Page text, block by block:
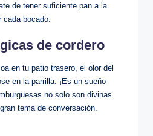
de tener suficiente pan a la
bocado.
de cordero
en tu patio trasero, el olor del
en la parrilla. ¡Es un sueño
no solo son divinas
tema de conversación.